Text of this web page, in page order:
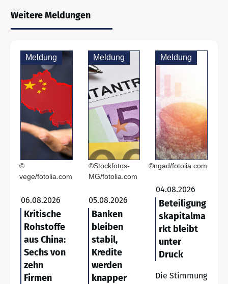
Weitere Meldungen
Meldung
©
vege/fotolia.com
06.08.2026
Kritische
Rohstoffe
aus China:
Sechs von
zehn
Firmen
Meldung
©Stockfotos-
MG/fotolia.com
05.08.2026
Banken
bleiben
stabil,
Kredite
werden
knapper
Meldung
©ngad/fotolia.com
04.08.2026
Beteiligung
skapitalma
rkt bleibt
unter
Druck
Die Stimmung